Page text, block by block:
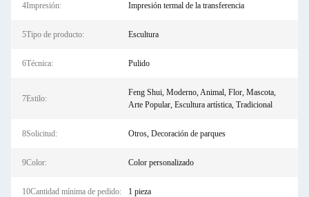
4Impresión: Impresión termal de la transferencia
5Tipo de producto: Escultura
6Técnica: Pulido
7Estilo:
Feng Shui, Moderno, Animal, Flor, Mascota,
Arte Popular, Escultura artística, Tradicional
8Solicitud: Otros, Decoración de parques
9Color: Color personalizado
10Cantidad mínima de pedido: 1 pieza